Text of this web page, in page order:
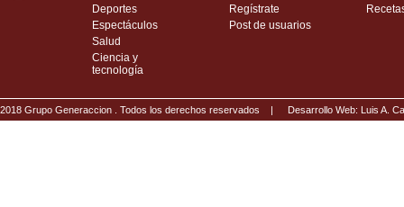
Deportes
Espectáculos
Salud
Ciencia y
tecnología
Regístrate
Post de usuarios
2018 Grupo Generaccion . Todos los derechos reservados | Desarrollo Web: Luis